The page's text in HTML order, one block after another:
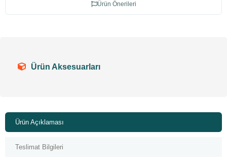
Ürün Önerileri
Ürün Aksesuarları
Ürün Açıklaması
Teslimat Bilgileri